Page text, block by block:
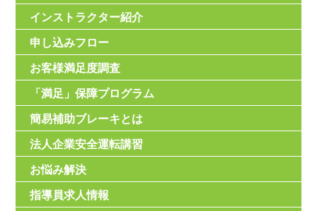
インストラクター紹介
申し込みフロー
お客様満足度調査
「満足」保障プログラム
簡易補助ブレーキとは
法人企業安全運転講習
お悩み解決
指導員求人情報